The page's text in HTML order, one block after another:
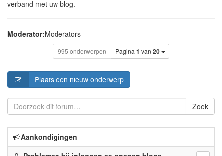
verband met uw blog.
Moderator:Moderators
995 onderwerpen Pagina 1 van 20
Plaats een nieuw onderwerp
Zoek
Aankondigingen